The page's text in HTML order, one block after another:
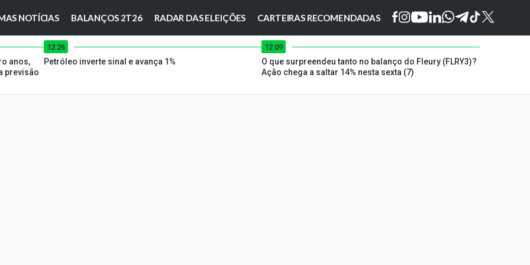
NOTÍCIAS BALANÇOS 2T26 RADAR DAS ELEIÇÕES CARTEIRAS RECOMENDADAS
anos,
previsão
12:26
Petróleo inverte sinal e avança 1%
12:09
O que surpreendeu tanto no balanço do Fleury (FLRY3)?
Ação chega a saltar 14% nesta sexta (7)